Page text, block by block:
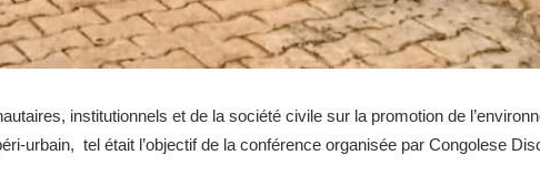
institutionnels et de la société civile sur la promotion de
urbain, tel était l’objectif de la conférence organisée par Congolese